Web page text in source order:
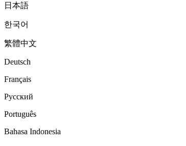
日本語
한국어
繁體中文
Deutsch
Français
Русский
Português
Bahasa Indonesia